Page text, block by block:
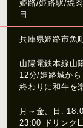
姫路/姫路駅/焼
日
兵庫県姫路市魚
山陽電鉄本線山
12分/姫路城か
終わりに和牛を
月～金、日:
23:00 ドリンク